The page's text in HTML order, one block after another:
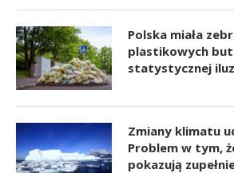
Polska miała
plastikowych
statystycznej
Zmiany klimatu
Problem w tym,
pokazują